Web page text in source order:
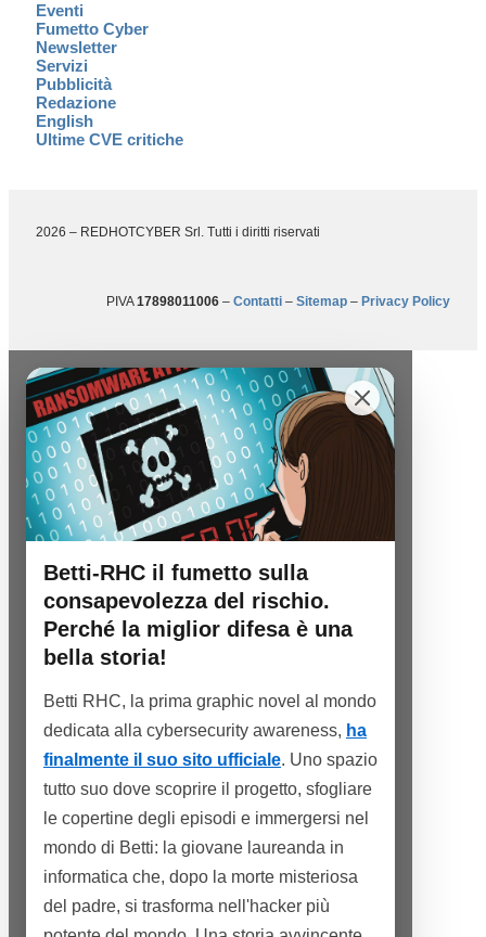
Eventi
Fumetto Cyber
Newsletter
Servizi
Pubblicità
Redazione
English
Ultime CVE critiche
2026 – REDHOTCYBER Srl. Tutti i diritti riservati
PIVA17898011006 – Contatti – Sitemap – Privacy Policy
Betti-RHC il fumetto sulla
consapevolezza del rischio.
Perché la miglior difesa è una
bella storia!
Betti RHC, la prima graphic novel al mondo
dedicata alla cybersecurity awareness, ha
finalmente il suo sito ufficiale. Uno spazio
tutto suo dove scoprire il progetto, sfogliare
le copertine degli episodi e immergersi nel
mondo di Betti: la giovane laureanda in
informatica che, dopo la morte misteriosa
del padre, si trasforma nell'hacker più